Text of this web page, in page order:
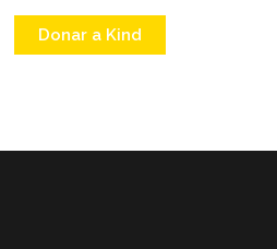
Donar a Kind